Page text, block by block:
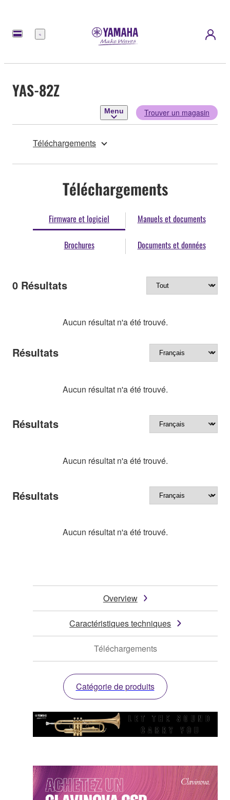
Menu
YAS-82Z
Menu Trouver un magasin
Téléchargements
Téléchargements
Firmware et logiciel Manuels et documents
Brochures Documents et données
0 Résultats
Aucun résultat n'a été trouvé.
Résultats
Aucun résultat n'a été trouvé.
Résultats
Aucun résultat n'a été trouvé.
Résultats
Aucun résultat n'a été trouvé.
Overview
Caractéristiques techniques
Téléchargements
Catégorie de produits